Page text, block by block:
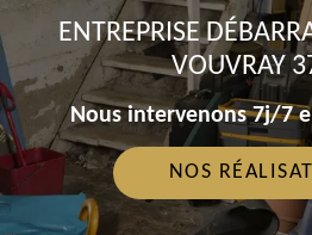
ENTREPRISE
VOUVRAY
Nous intervenons 7j/7
NOS